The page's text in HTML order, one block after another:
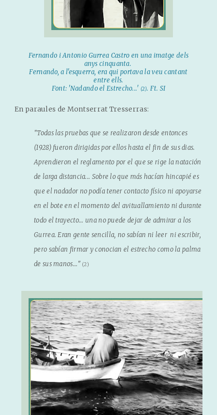
Fernando i Antonio Gurrea Castro en una imatge dels
anys cinquanta.
Fernando, a l'esquerra, era qui portava la veu cantant
entre ells.
Font: 'Nadando el Estrecho...' (2). Ft. SI
En paraules de Montserrat Tresserras:
"Todas las pruebas que se realizaron desde entonces
(1928) fueron dirigidas por ellos hasta el fin de sus dias.
Aprendieron el reglamento por el que se rige la natación
de larga distancia... Sobre lo que más hacían hincapié es
que el nadador no podía tener contacto físico ni apoyarse
en el bote en el momento del avituallamiento ni durante
todo el trayecto... una no puede dejar de admirar a los
Gurrea. Eran gente sencilla, no sabían ni leer ni escribir,
pero sabían firmar y conocian el estrecho como la palma
de sus manos..." (2)